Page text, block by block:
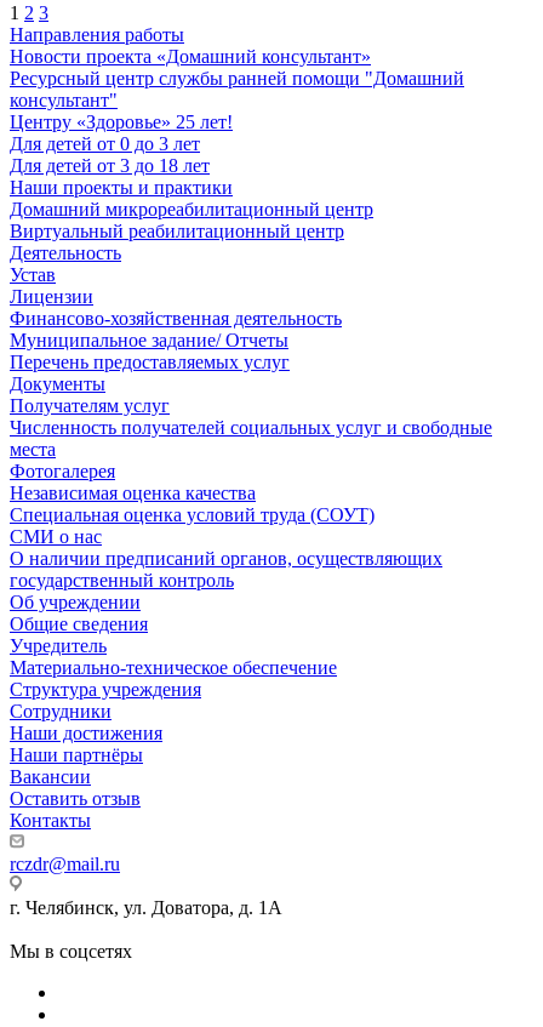
1 2 3
Направления работы
Новости проекта «Домашний консультант»
Ресурсный центр службы ранней помощи "Домашний
консультант"
Центру «Здоровье» 25 лет!
Для детей от 0 до 3 лет
Для детей от 3 до 18 лет
Наши проекты и практики
Домашний микрореабилитационный центр
Виртуальный реабилитационный центр
Деятельность
Устав
Лицензии
Финансово-хозяйственная деятельность
Муниципальное задание/ Отчеты
Перечень предоставляемых услуг
Документы
Получателям услуг
Численность получателей социальных услуг и свободные
места
Фотогалерея
Независимая оценка качества
Специальная оценка условий труда (СОУТ)
СМИ о нас
О наличии предписаний органов, осуществляющих
государственный контроль
Об учреждении
Общие сведения
Учредитель
Материально-техническое обеспечение
Структура учреждения
Сотрудники
Наши достижения
Наши партнёры
Вакансии
Оставить отзыв
Контакты
rczdr@mail.ru
г. Челябинск, ул. Доватора, д. 1А
Мы в соцсетях